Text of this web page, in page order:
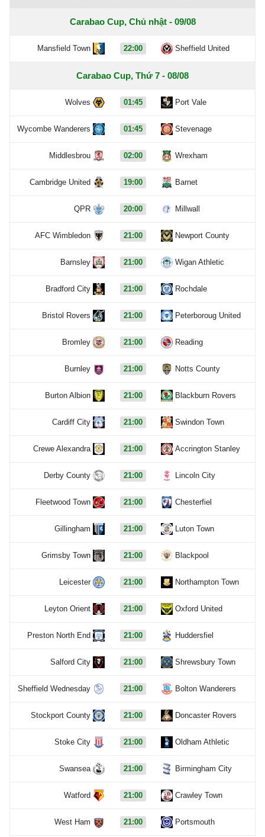
Carabao Cup, Chủ nhật - 09/08
Mansfield Town 22:00 Sheffield United
Carabao Cup, Thứ 7 - 08/08
Wolves 01:45 Port Vale
Wycombe Wanderers 01:45 Stevenage
Middlesbrou 02:00 Wrexham
Cambridge United 19:00 Barnet
QPR 20:00 Millwall
AFC Wimbledon 21:00 Newport County
Barnsley 21:00 Wigan Athletic
Bradford City 21:00 Rochdale
Bristol Rovers 21:00 Peterboroug United
Bromley 21:00 Reading
Burnley 21:00 Notts County
Burton Albion 21:00 Blackburn Rovers
Cardiff City 21:00 Swindon Town
Crewe Alexandra 21:00 Accrington Stanley
Derby County 21:00 Lincoln City
Fleetwood Town 21:00 Chesterfiel
Gillingham 21:00 Luton Town
Grimsby Town 21:00 Blackpool
Leicester 21:00 Northampton Town
Leyton Orient 21:00 Oxford United
Preston North End 21:00 Huddersfiel
Salford City 21:00 Shrewsbury Town
Sheffield Wednesday 21:00 Bolton Wanderers
Stockport County 21:00 Doncaster Rovers
Stoke City 21:00 Oldham Athletic
Swansea 21:00 Birmingham City
Watford 21:00 Crawley Town
West Ham 21:00 Portsmouth